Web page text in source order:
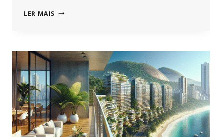
LER MAIS COMO
PERFEITO
PARA
TEMPORADA
EM
SANTOS